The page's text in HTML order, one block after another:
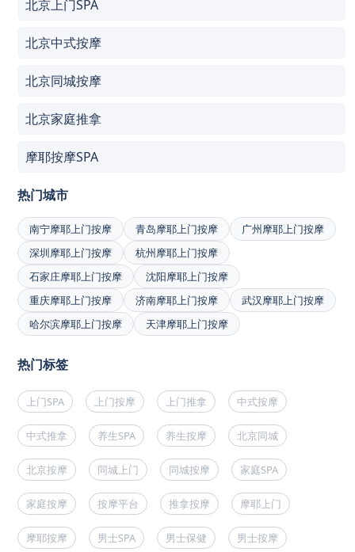
北京上门SPA
北京中式按摩
北京同城按摩
北京家庭推拿
摩耶按摩SPA
热门城市
南宁摩耶上门按摩 青岛摩耶上门按摩
广州摩耶上门按摩
深圳摩耶上门按摩
杭州摩耶上门按摩
石家庄摩耶上门按摩
沈阳摩耶上门按摩
重庆摩耶上门按摩
济南摩耶上门按摩
武汉摩耶上门按摩
哈尔滨摩耶上门按摩
天津摩耶上门按摩
热门标签
上门SPA 上门按摩 上门推拿 中式按摩
中式推拿 养生SPA 养生按摩 北京同城
北京按摩 同城上门 同城按摩 家庭SPA
家庭按摩 按摩平台 推拿按摩 摩耶上门
摩耶按摩 男士SPA 男士保健 男士按摩